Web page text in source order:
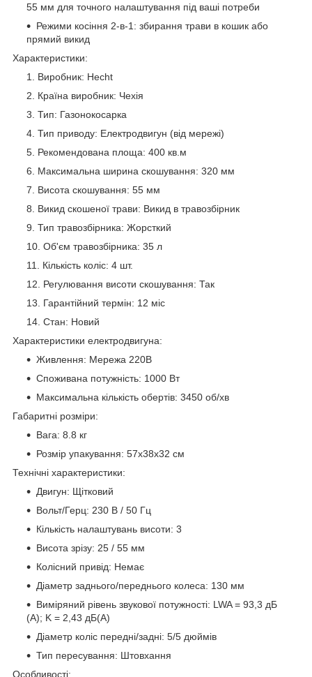
55 мм для точного налаштування під ваші потреби
Режими косіння 2-в-1: збирання трави в кошик або
прямий викид
Характеристики:
Виробник: Hecht
Країна виробник: Чехія
Тип: Газонокосарка
Тип приводу: Електродвигун (від мережі)
Рекомендована площа: 400 кв.м
Максимальна ширина скошування: 320 мм
Висота скошування: 55 мм
Викид скошеної трави: Викид в травозбірник
Тип травозбірника: Жорсткий
Об'єм травозбірника: 35 л
Кількість коліс: 4 шт.
Регулювання висоти скошування: Так
Гарантійний термін: 12 міс
Стан: Новий
Характеристики електродвигуна:
Живлення: Мережа 220В
Споживана потужність: 1000 Вт
Максимальна кількість обертів: 3450 об/хв
Габаритні розміри:
Вага: 8.8 кг
Розмір упакування: 57х38х32 см
Технічні характеристики:
Двигун: Щітковий
Вольт/Герц: 230 В / 50 Гц
Кількість налаштувань висоти: 3
Висота зрізу: 25 / 55 мм
Колісний привід: Немає
Діаметр заднього/переднього колеса: 130 мм
Виміряний рівень звукової потужності: LWA = 93,3 дБ
(A); K = 2,43 дБ(А)
Діаметр коліс передні/задні: 5/5 дюймів
Тип пересування: Штовхання
Особливості: